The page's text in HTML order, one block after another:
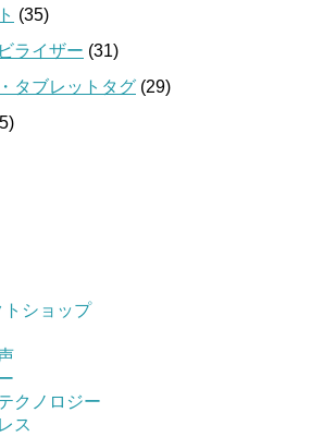
(35)
ライザー (31)
タブレットタグ (29)
ショップ
クノロジー
ス